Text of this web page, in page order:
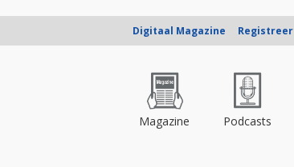
Digitaal Magazine Registreer
Magazine Podcasts